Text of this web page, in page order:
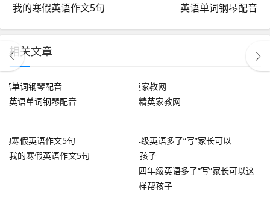
我的寒假英语作文5句 英语单词钢琴配音
相关文章
英语单词钢琴配音 精英家教网
我的寒假英语作文5句
四年级英语多了“写”家长可以这
样帮孩子